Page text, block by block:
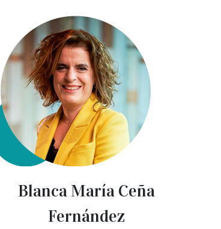
Blanca María Ceña
Fernández